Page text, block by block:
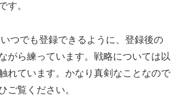
す。
つでも登録できるように、登録後の
がら練っています。戦略については以
れています。かなり真剣なことなので
ご覧ください。